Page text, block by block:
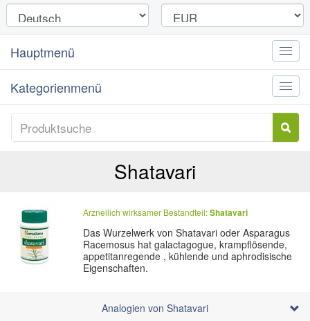
Toggle
Hauptmenü
Toggle
Kategorienmenü
Shatavari
Arzneilich wirksamer Bestandteil:Shatavari
Das Wurzelwerk von Shatavari oder Asparagus
Racemosus hat galactagogue, krampflösende,
appetitanregende , kühlende und aphrodisische
Eigenschaften.
Analogien von Shatavari